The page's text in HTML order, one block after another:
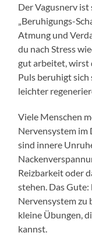
Der Vagusnerv
„Beruhigungs-
Atmung und
du nach Stress
gut arbeitet, wirst
Puls beruhigt
leichter
Viele Menschen
Nervensystem im
sind innere
Reizbarkeit oder
stehen. Das
Nervensystem zu
kleine Übungen,
kannst.